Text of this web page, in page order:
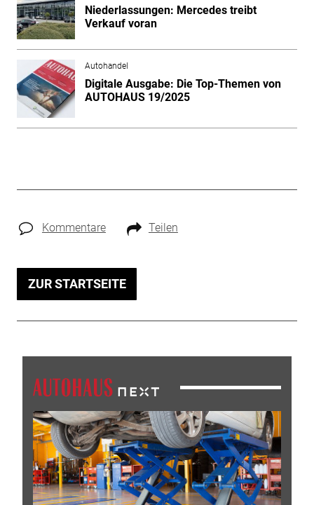
Niederlassungen: Mercedes treibt
Verkauf voran
Autohandel
Digitale Ausgabe: Die Top-Themen von
AUTOHAUS 19/2025
Kommentare Teilen
ZUR STARTSEITE